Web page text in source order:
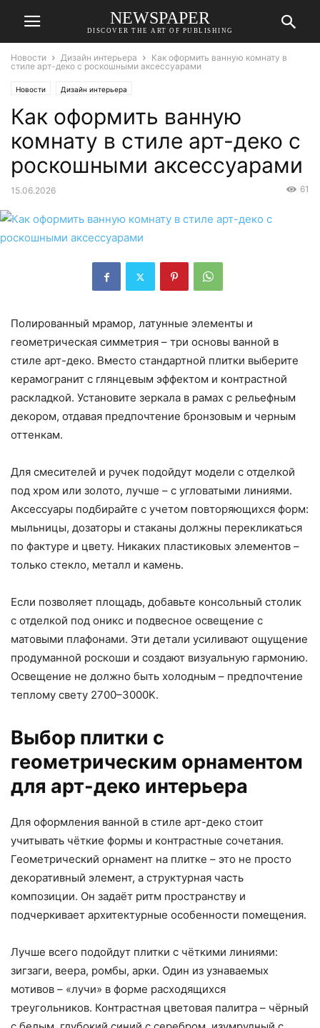
NEWSPAPER
DISCOVER THE ART OF PUBLISHING
Новости Дизайн интерьера
Как оформить ванную комнату в
стиле арт-деко с роскошными аксессуарами
Новости Дизайн интерьера
Как оформить ванную
комнату в стиле арт-деко с
роскошными аксессуарами
15.06.2026 61
Полированный мрамор, латунные элементы и
геометрическая симметрия – три основы ванной в
стиле арт-деко. Вместо стандартной плитки выберите
керамогранит с глянцевым эффектом и контрастной
раскладкой. Установите зеркала в рамах с рельефным
декором, отдавая предпочтение бронзовым и черным
оттенкам.
Для смесителей и ручек подойдут модели с отделкой
под хром или золото, лучше – с угловатыми линиями.
Аксессуары подбирайте с учетом повторяющихся форм:
мыльницы, дозаторы и стаканы должны перекликаться
по фактуре и цвету. Никаких пластиковых элементов –
только стекло, металл и камень.
Если позволяет площадь, добавьте консольный столик
с отделкой под оникс и подвесное освещение с
матовыми плафонами. Эти детали усиливают ощущение
продуманной роскоши и создают визуальную гармонию.
Освещение не должно быть холодным – предпочтение
теплому свету 2700–3000K.
Выбор плитки с
геометрическим орнаментом
для арт-деко интерьера
Для оформления ванной в стиле арт-деко стоит
учитывать чёткие формы и контрастные сочетания.
Геометрический орнамент на плитке – это не просто
декоративный элемент, а структурная часть
композиции. Он задаёт ритм пространству и
подчеркивает архитектурные особенности помещения.
Лучше всего подойдут плитки с чёткими линиями:
зигзаги, веера, ромбы, арки. Один из узнаваемых
мотивов – «лучи» в форме расходящихся
треугольников. Контрастная цветовая палитра – чёрный